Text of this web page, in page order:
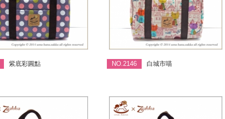
紫底彩圓點 NO.2146 白城市喵